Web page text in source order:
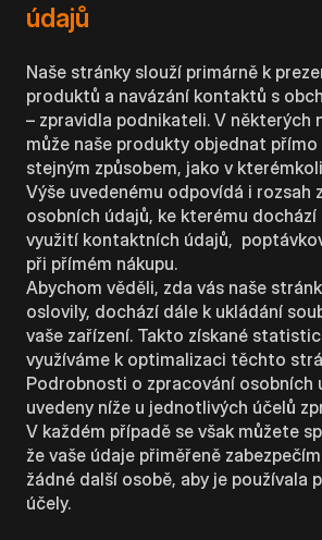
údajů
Naše stránky slouží primárně k
produktů a navázání kontaktů s
– zpravidla podnikateli. V některých
může naše produkty objednat
stejným způsobem, jako v
Výše uvedenému odpovídá i rozsah
osobních údajů, ke kterému dochází
využití kontaktních údajů,
při přímém nákupu.
Abychom věděli, zda vás naše
oslovily, dochází dále k ukládání
vaše zařízení. Takto získané
využíváme k optimalizaci těchto
Podrobnosti o zpracování osobních
uvedeny níže u jednotlivých účelů
V každém případě se však můžete
že vaše údaje přiměřeně
žádné další osobě, aby je používala
účely.